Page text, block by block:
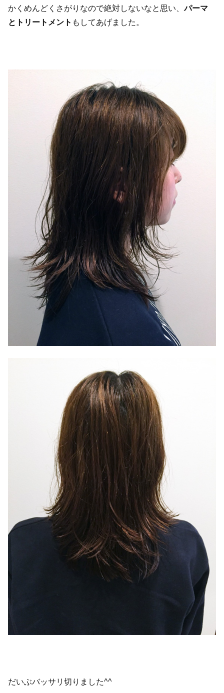
かくめんどくさがりなので絶対しないなと思い、パーマ
とトリートメント もしてあげました。
だいぶバッサリ切りました^^